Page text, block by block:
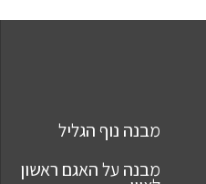
מבנה נוף הגליל
מבנה על האגם ראשון